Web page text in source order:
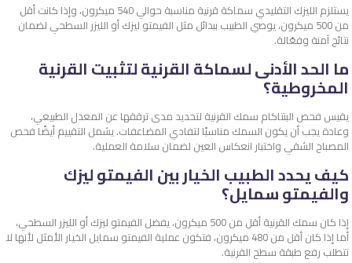
يستلزم الليزك التقليدي سماكة قرنية مناسبة حوالي 540 ميكرون، وإذا كانت أقل
من 500 ميكرون، يوصي الطبيب ببدائل مثل الفيمتو ليزك أو الليزر السطحي لضمان
نتائج آمنة وفعّالة.
ما الحد الأدنى لسماكة القرنية لتثبيت القرنية
المخروطية؟
يقيس فحص البنتاكام سمك القرنية لتحديد مدى ترققها عن المعدل الطبيعي،
وعادة يجب أن يكون السمك مناسبًا لتفادي المضاعفات. يشمل التقييم أيضًا فحص
المصباح الشقي واختبار انعكاس العين لضمان سلامة العملية.
كيف يحدد الطبيب الخيار بين الفيمتو ليزك
والفيمتو سمايل؟
إذا كان سمك القرنية أقل من 500 ميكرون، يفضل الفيمتو ليزك أو الليزر السطحي،
أما إذا كان أقل من 480 ميكرون، فتكون عملية الفيمتو سمايل الخيار الأمثل لأنها لا
تتطلب رفع طبقة سطح القرنية.